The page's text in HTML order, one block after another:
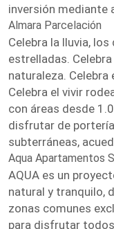
inversión mediante
Almara Parcelación
Celebra la lluvia,
estrelladas.
naturaleza.
Celebra el vivir
con áreas desde
disfrutar de
subterráneas,
Aqua Apartamentos
AQUA es un
natural y tranquilo,
zonas comunes
para disfrutar